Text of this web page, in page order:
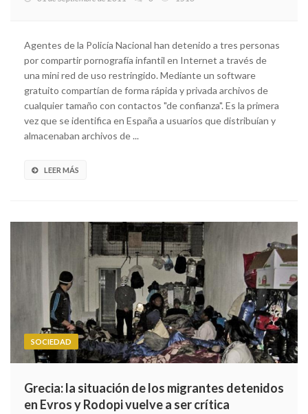
Agentes de la Policía Nacional han detenido a tres personas
por compartir pornografía infantil en Internet a través de
una mini red de uso restringido. Mediante un software
gratuito compartían de forma rápida y privada archivos de
cualquier tamaño con contactos "de confianza". Es la primera
vez que se identifica en España a usuarios que distribuían y
almacenaban archivos de ...
LEER MÁS
SOCIEDAD
Grecia: la situación de los migrantes detenidos
en Evros y Rodopi vuelve a ser crítica